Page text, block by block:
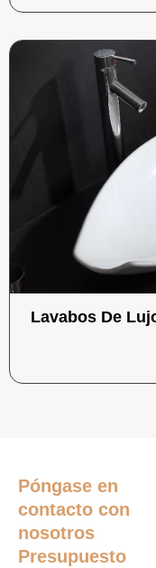
Lavabos De
Póngase en
contacto con
nosotros
Presupuesto